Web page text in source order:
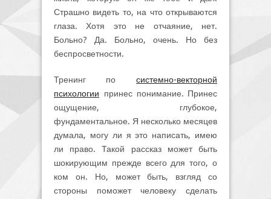
Страшно видеть то, на что открываются
глаза. Хотя это не отчаяние, нет.
Больно? Да. Больно, очень. Но без
беспросветности.
Тренинг по
системно-векторной
психологии
принес понимание. Принес
ощущение, глубокое,
фундаментальное. Я несколько месяцев
думала, могу ли я это написать, имею
ли право. Такой рассказ может быть
шокирующим прежде всего для того, о
ком он. Но, может быть, взгляд со
стороны поможет человеку сделать